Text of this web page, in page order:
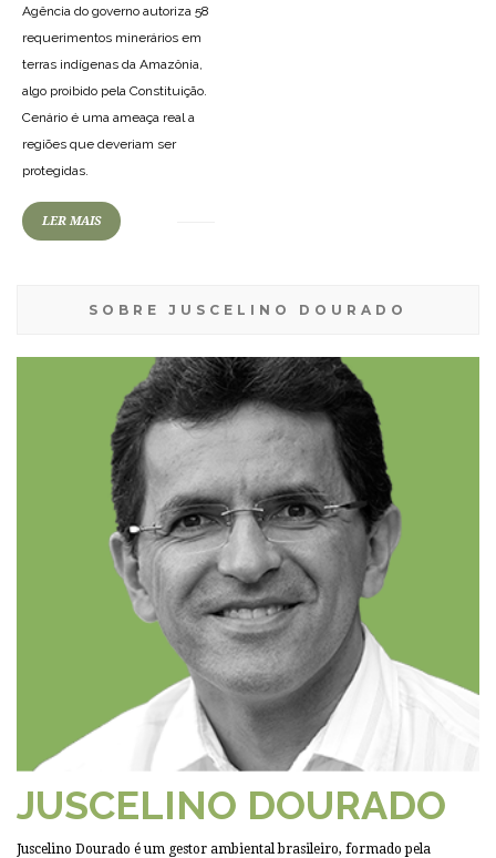
Agência do governo autoriza 58
requerimentos minerários em
terras indígenas da Amazônia,
algo proibido pela Constituição.
Cenário é uma ameaça real a
regiões que deveriam ser
protegidas.
LER MAIS
SOBRE JUSCELINO DOURADO
JUSCELINO DOURADO
Juscelino Dourado é um gestor ambiental brasileiro, formado pela